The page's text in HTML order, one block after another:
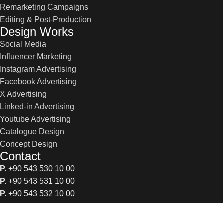
Remarketing Campaigns
Editing & Post-Production
Design Works
Social Media
Influencer Marketing
Instagram Advertising
Facebook Advertising
X Advertising
Linked-in Advertising
Youtube Advertising
Catalogue Design
Concept Design
Contact
P. +90 543 530 10 00
P. +90 543 531 10 00
P. +90 543 532 10 00